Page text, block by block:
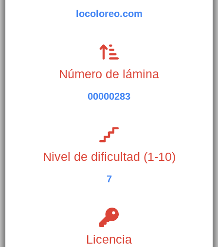
locoloreo.com
Número de lámina
00000283
Nivel de dificultad (1-10)
7
Licencia